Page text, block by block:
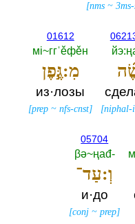
[nms~
[niphal-
01612
мi~ггˈěфěн
מִ:גֶּ֣פֶן
из·лозы
[prep ~nfs-cnst]
05704
βә~ңаđ-‎
וְ:עַד־
и·до
[conj ~prep]